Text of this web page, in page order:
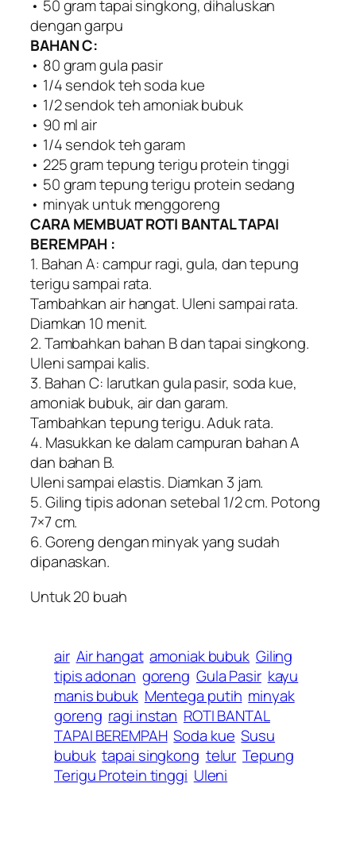
• 50 gram tapai singkong, dihaluskan
dengan garpu
BAHAN C:
• 80 gram gula pasir
• 1/4 sendok teh soda kue
• 1/2 sendok teh amoniak bubuk
• 90 ml air
• 1/4 sendok teh garam
• 225 gram tepung terigu protein tinggi
• 50 gram tepung terigu protein sedang
• minyak untuk menggoreng
CARA MEMBUAT ROTI BANTAL TAPAI
BEREMPAH :
1. Bahan A: campur ragi, gula, dan tepung
terigu sampai rata.
Tambahkan air hangat. Uleni sampai rata.
Diamkan 10 menit.
2. Tambahkan bahan B dan tapai singkong.
Uleni sampai kalis.
3. Bahan C: larutkan gula pasir, soda kue,
amoniak bubuk, air dan garam.
Tambahkan tepung terigu. Aduk rata.
4. Masukkan ke dalam campuran bahan A
dan bahan B.
Uleni sampai elastis. Diamkan 3 jam.
5. Giling tipis adonan setebal 1/2 cm. Potong
7×7 cm.
6. Goreng dengan minyak yang sudah
dipanaskan.
Untuk 20 buah
air Air hangat amoniak bubuk Giling
tipis adonan goreng Gula Pasir kayu
manis bubuk Mentega putih minyak
goreng ragi instan ROTI BANTAL
TAPAI BEREMPAH Soda kue Susu
bubuk tapai singkong telur Tepung
Terigu Protein tinggi Uleni